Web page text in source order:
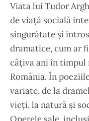
Viata lui Tudor
de viață socială
singurătate și
dramatice, cum ar
câțiva ani în
România. În
variate, de la
vieți, la natură și